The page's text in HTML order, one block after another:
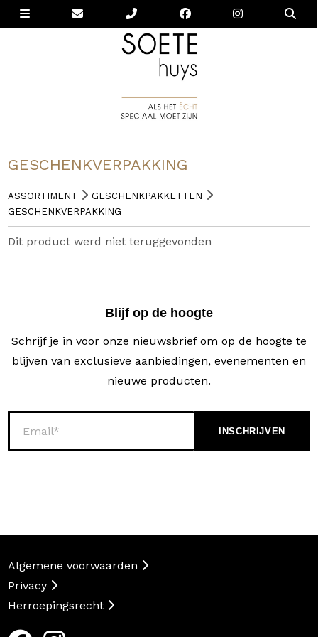
GESCHENKVERPAKKING
ASSORTIMENT
GESCHENKPAKKETTEN
GESCHENKVERPAKKING
Dit product werd niet teruggevonden
Blijf op de hoogte
Schrijf je in voor onze nieuwsbrief om op de hoogte te
blijven van exclusieve aanbiedingen, evenementen en
nieuwe producten.
Algemene voorwaarden
Privacy
Herroepingsrecht